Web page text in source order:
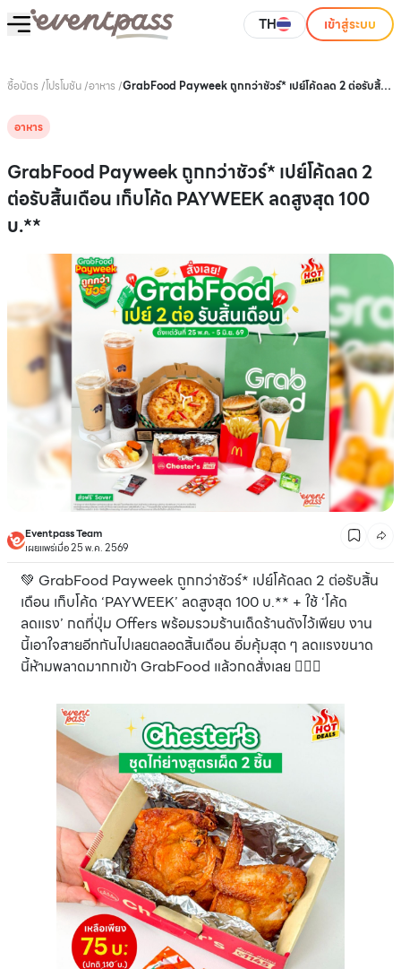
TH เข้าสู่ระบบ
ซื้อบัตร /โปรโมชัน/อาหาร /GrabFood Payweek ถูกกว่าชัวร์* เปย์โค้ดลด 2 ต่อรับสิ้น
อาหาร
GrabFood Payweek ถูกกว่าชัวร์* เปย์โค้ดลด 2
ต่อรับสิ้นเดือน เก็บโค้ด PAYWEEK ลดสูงสุด 100
บ.**
Eventpass Team
เผยแพร่เมื่อ 25 พ.ค. 2569
💚 GrabFood Payweek ถูกกว่าชัวร์* เปย์โค้ดลด 2 ต่อรับสิ้น
เดือน เก็บโค้ด ‘PAYWEEK’ ลดสูงสุด 100 บ.** + ใช้ ‘โค้ด
ลดเเรง’ กดที่ปุ่ม Offers พร้อมรวมร้านเด็ดร้านดังไว้เพียบ งาน
นี้เอาใจสายอีทกันไปเลยตลอดสิ้นเดือน อิ่มคุ้มสุด ๆ ลดเเรงขนาด
นี้ห้ามพลาดมากกเข้า GrabFood แล้วกดสั่งเลย 👉🏻📱